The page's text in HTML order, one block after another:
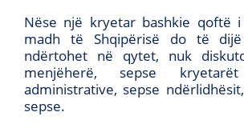
Nëse një kryetar bashkie qoftë
madh të Shqipërisë do të
ndërtohet në qytet, nuk
menjëherë, sepse
administrative, sepse
sepse.